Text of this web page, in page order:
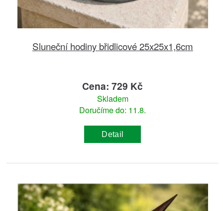
Sluneční hodiny břidlicové 25x25x1,6cm
Cena: 729 Kč
Skladem
Doručíme do: 11.8.
Detail